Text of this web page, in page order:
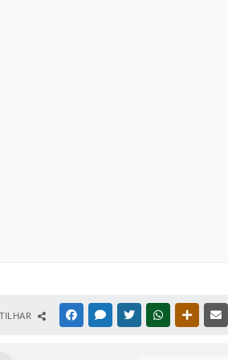
FACEBOOKMESSENGER
TWITTERWHATSAPP